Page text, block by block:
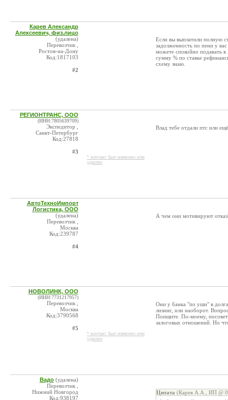
Карев Александр
Алексеевич, физ.лицо
(удалена)
Перевозчик ,
Ростов-на-Дону
Код:1817103
#2
Если вы выплатили полную
задолженность по пени у
можете спокойно подавать
сумму % по ставке
схему знаю.
РЕГИОНТРАНС, ООО
(ИНН:7805639709)
Экспедитор ,
Санкт-Петербург
Код:27818
#3
* контакт был изменен или
удален
Влад тебе отдали птс или
АвтоТехноИмпорт
Логистика, ООО
(удалена)
Перевозчик ,
Москва
Код:239787
#4
А чем они мотивируют
НОВОЛИНК, ООО
(ИНН:7731217957)
Перевозчик ,
Москва
Код:3790568
#5
* контакт был изменен или
удален
Они у банка "по уши" в
лизинг, или наоборот.
Поищите. По-моему,
залоговых отношений. Но
Вадо (удалена)
Перевозчик ,
Нижний Новгород
Код:938197
Цитата (Карев А.А., ИП @